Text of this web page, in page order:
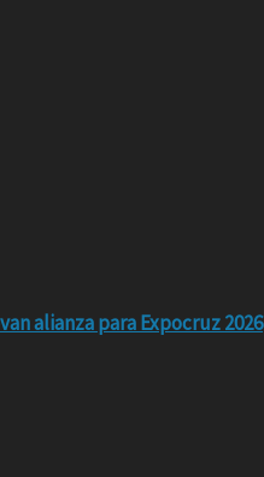
alianza para Expocruz 2026